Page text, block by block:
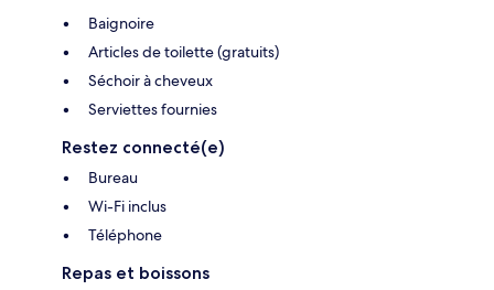
Baignoire
Articles de toilette (gratuits)
Séchoir à cheveux
Serviettes fournies
Restez connecté(e)
Bureau
Wi-Fi inclus
Téléphone
Repas et boissons